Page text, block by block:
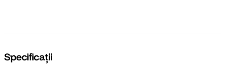
Specificații